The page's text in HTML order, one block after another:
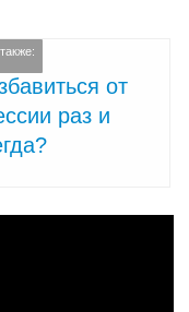
от
раз и